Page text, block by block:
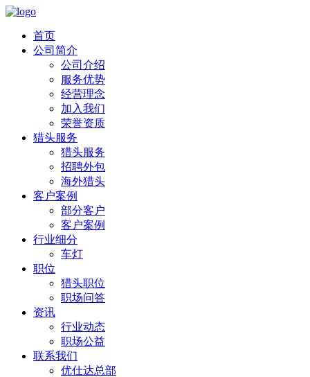
首页
公司简介
公司介绍
服务优势
经营理念
加入我们
荣誉资质
猎头服务
猎头服务
招聘外包
海外猎头
客户案例
部分客户
客户案例
行业细分
车灯
职位
猎头职位
职场问答
资讯
行业动态
职场公益
联系我们
优仕达总部